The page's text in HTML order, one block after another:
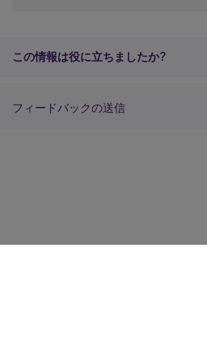
この情報は役に立ちましたか?
フィードバックの送信